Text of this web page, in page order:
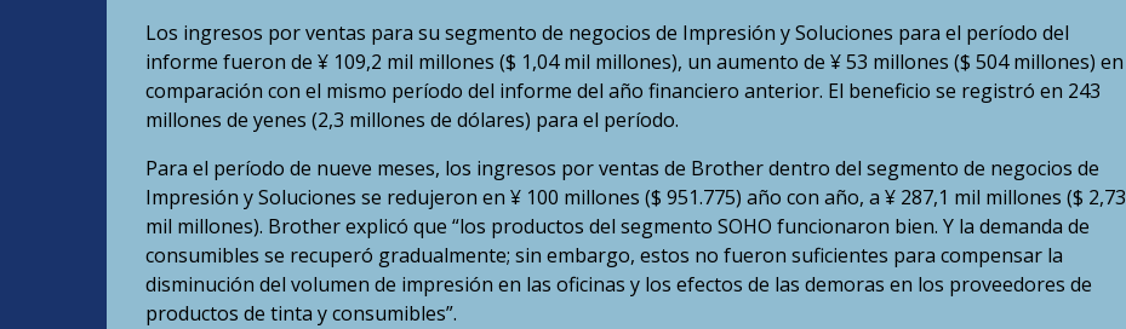
Los ingresos por ventas para su segmento de negocios de Impresión y Soluciones para el período del
informe fueron de ¥ 109,2 mil millones ($ 1,04 mil millones), un aumento de ¥ 53 millones ($ 504 millones) en
comparación con el mismo período del informe del año financiero anterior. El beneficio se registró en 243
millones de yenes (2,3 millones de dólares) para el período.
Para el período de nueve meses, los ingresos por ventas de Brother dentro del segmento de negocios de
Impresión y Soluciones se redujeron en ¥ 100 millones ($ 951.775) año con año, a ¥ 287,1 mil millones ($ 2,73
mil millones). Brother explicó que “los productos del segmento SOHO funcionaron bien. Y la demanda de
consumibles se recuperó gradualmente; sin embargo, estos no fueron suficientes para compensar la
disminución del volumen de impresión en las oficinas y los efectos de las demoras en los proveedores de
productos de tinta y consumibles”.